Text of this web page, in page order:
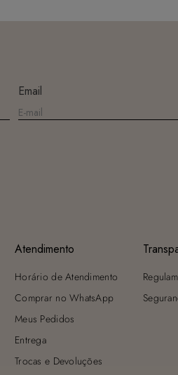
sombra e evite a secadora.
Para cores vibrantes: Lave as peças antes
dicas acima para manter as cores radiantes.
Email
Atendimento
Horário de Atendimento
Comprar no WhatsApp
Meus Pedidos
Entrega
Trocas e Devoluções